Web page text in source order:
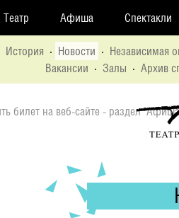
Театр Афиша Спектакли
История · Новости · Независимая
Вакансии · Залы · Архив
билет на веб-сайте - раздел